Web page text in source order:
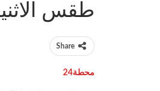
طقس
Share
محطة24